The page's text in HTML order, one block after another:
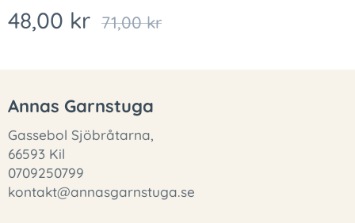
48,00 kr 71,00kr
Annas Garnstuga
Gassebol Sjöbråtarna,
66593 Kil
0709250799
kontakt@annasgarnstuga.se